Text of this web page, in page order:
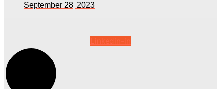
September 28, 2023
Linkedin-in